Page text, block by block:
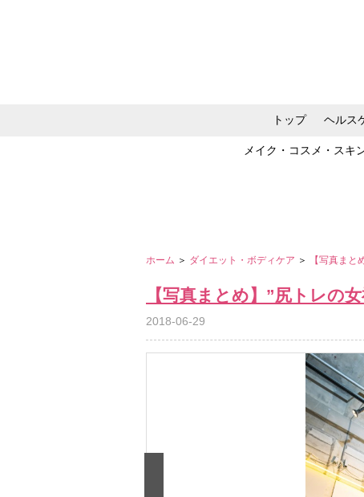
トップ ヘルス
メイク・コスメ・スキ
ホーム ＞ ダイエット・ボディケア ＞ 【写真まと
【写真まとめ】”尻トレの
2018-06-29